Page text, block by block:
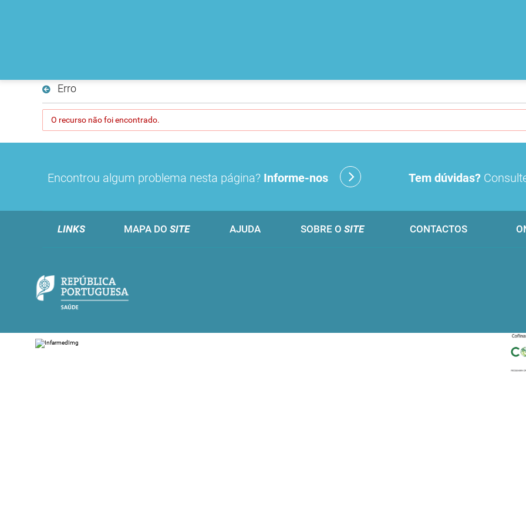
Erro
O recurso não foi encontrado.
Encontrou algum problema nesta página? Informe-nos Tem dúvidas?
LINKS MAPA DO SITE AJUDA SOBRE O SITE CONTACTOS